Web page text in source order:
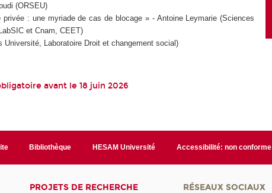
(ORSEU)
: une myriade de cas de blocage » - Antoine Leymarie (Sciences
et Cnam, CEET)
Université, Laboratoire Droit et changement social)
avant le 18 juin 2026
Bibliothèque HESAM Université Accessibilité: non conforme
PROJETS DE RECHERCHE RÉSEAUX SOCIAUX